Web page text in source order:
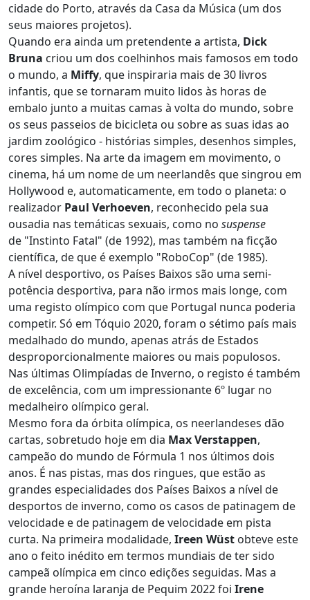
cidade do Porto, através da Casa da Música (um dos
seus maiores projetos).
Quando era ainda um pretendente a artista, Dick
Bruna criou um dos coelhinhos mais famosos em todo
o mundo, a Miffy, que inspiraria mais de 30 livros
infantis, que se tornaram muito lidos às horas de
embalo junto a muitas camas à volta do mundo, sobre
os seus passeios de bicicleta ou sobre as suas idas ao
jardim zoológico - histórias simples, desenhos simples,
cores simples. Na arte da imagem em movimento, o
cinema, há um nome de um neerlandês que singrou em
Hollywood e, automaticamente, em todo o planeta: o
realizador Paul Verhoeven, reconhecido pela sua
ousadia nas temáticas sexuais, como no suspense
de "Instinto Fatal" (de 1992), mas também na ficção
científica, de que é exemplo "RoboCop" (de 1985).
A nível desportivo, os Países Baixos são uma semi-
potência desportiva, para não irmos mais longe, com
uma registo olímpico com que Portugal nunca poderia
competir. Só em Tóquio 2020, foram o sétimo país mais
medalhado do mundo, apenas atrás de Estados
desproporcionalmente maiores ou mais populosos.
Nas últimas Olimpíadas de Inverno, o registo é também
de excelência, com um impressionante 6º lugar no
medalheiro olímpico geral.
Mesmo fora da órbita olímpica, os neerlandeses dão
cartas, sobretudo hoje em dia Max Verstappen,
campeão do mundo de Fórmula 1 nos últimos dois
anos. É nas pistas, mas dos ringues, que estão as
grandes especialidades dos Países Baixos a nível de
desportos de inverno, como os casos de patinagem de
velocidade e de patinagem de velocidade em pista
curta. Na primeira modalidade, Ireen Wüst obteve este
ano o feito inédito em termos mundiais de ter sido
campeã olímpica em cinco edições seguidas. Mas a
grande heroína laranja de Pequim 2022 foi Irene